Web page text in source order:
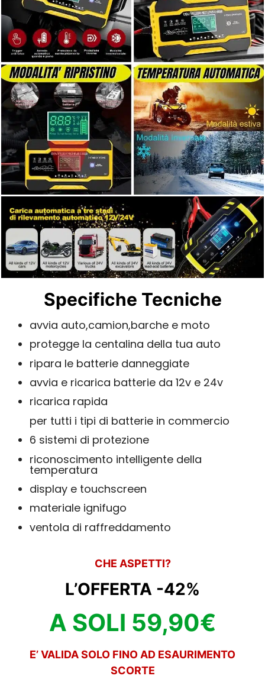
Specifiche Tecniche
avvia auto,camion,barche e moto
protegge la centalina della tua auto
ripara le batterie danneggiate
avvia e ricarica batterie da 12v e 24v
ricarica rapida
per tutti i tipi di batterie in commercio
6 sistemi di protezione
riconoscimento intelligente della
temperatura
display e touchscreen
materiale ignifugo
ventola di raffreddamento
CHE ASPETTI?
L’OFFERTA -42%
A SOLI 59,90€
E’ VALIDA SOLO FINO AD ESAURIMENTO
SCORTE